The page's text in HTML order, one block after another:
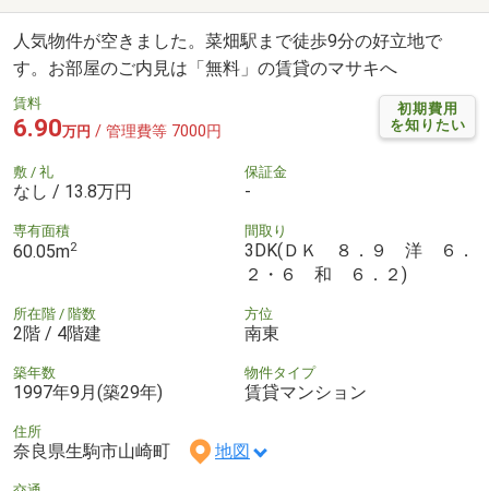
人気物件が空きました。菜畑駅まで徒歩9分の好立地で
す。お部屋のご内見は「無料」の賃貸のマサキへ
初期費用
を知りたい
賃料
6.90万円 / 管理費等 7000円
敷 / 礼
なし / 13.8万円
保証金
-
専有面積
60.05m2
間取り
3DK(ＤＫ ８．９ 洋 ６．
２・６ 和 ６．２)
所在階 / 階数
2階 / 4階建
方位
南東
築年数
1997年9月(築29年)
物件タイプ
賃貸マンション
住所
奈良県生駒市山崎町 地図